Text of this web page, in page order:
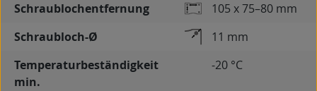
Schraublochentfernung
105 x 75–80 mm
Schraubloch-Ø
11 mm
Temperaturbeständigkeit
min.
-20 °C